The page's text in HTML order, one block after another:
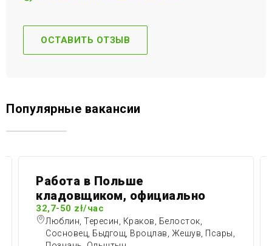
Популярные вакансии
Работа в Польше
кладовщиком, официально
32,7-50 zł/час
Люблин, Тересин, Краков, Белосток,
Сосновец, Быдгощ, Вроцлав, Жешув, Псары,